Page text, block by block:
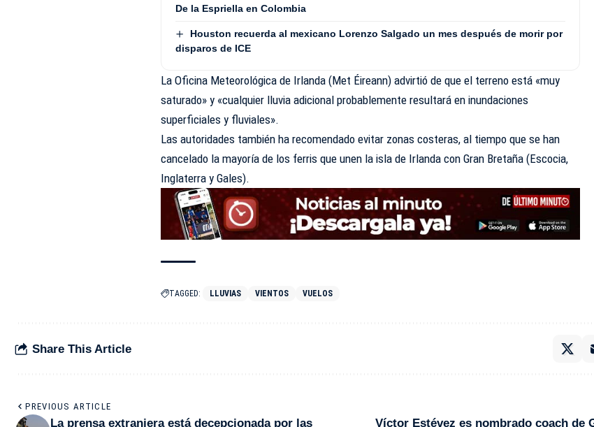
De la Espriella en Colombia
Houston recuerda al mexicano Lorenzo Salgado un mes después de morir por
disparos de ICE
La Oficina Meteorológica de Irlanda (Met Éireann) advirtió de que el terreno está «muy
saturado» y «cualquier lluvia adicional probablemente resultará en inundaciones
superficiales y fluviales».
Las autoridades también ha recomendado evitar zonas costeras, al tiempo que se han
cancelado la mayoría de los ferris que unen la isla de Irlanda con Gran Bretaña (Escocia,
Inglaterra y Gales).
TAGGED: LLUVIAS VIENTOS VUELOS
Share This Article
PREVIOUS ARTICLE
La prensa extranjera está decepcionada por las Víctor Estévez es nombrado coach de